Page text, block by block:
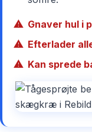
Gnaver hul i
Efterlader
Kan sprede